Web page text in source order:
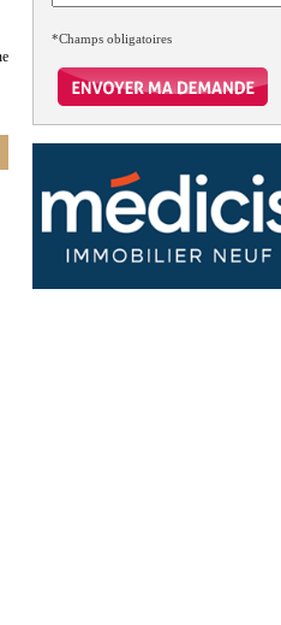
*Champs obligatoires